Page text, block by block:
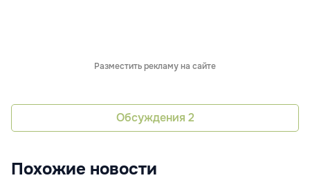
Разместить рекламу на сайте
Обсуждения 2
Похожие новости